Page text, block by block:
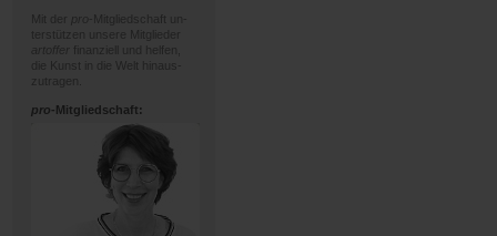
Mit der pro
-Mitgliedschaft un-
terstützen unsere Mitglieder
artoffer finanziell und helfen,
die Kunst in die Welt hinaus-
zutragen.
pro-Mitgliedschaft: